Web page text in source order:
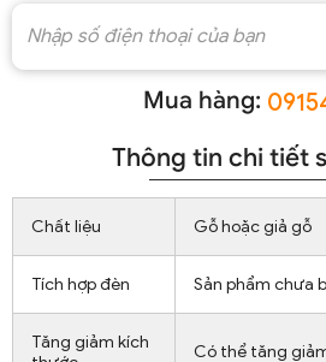
Mua hàng:
Thông tin chi tiết
Chất liệu Gỗ hoặc giả gỗ
Tích hợp đèn Sản phẩm chưa
Tăng giảm kích
Có thể tăng